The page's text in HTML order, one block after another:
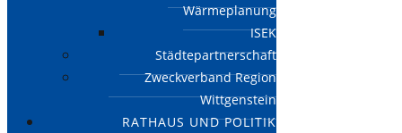
Wärmeplanung
ISEK
Städtepartnerschaft
Zweckverband Region
Wittgenstein
RATHAUS UND POLITIK